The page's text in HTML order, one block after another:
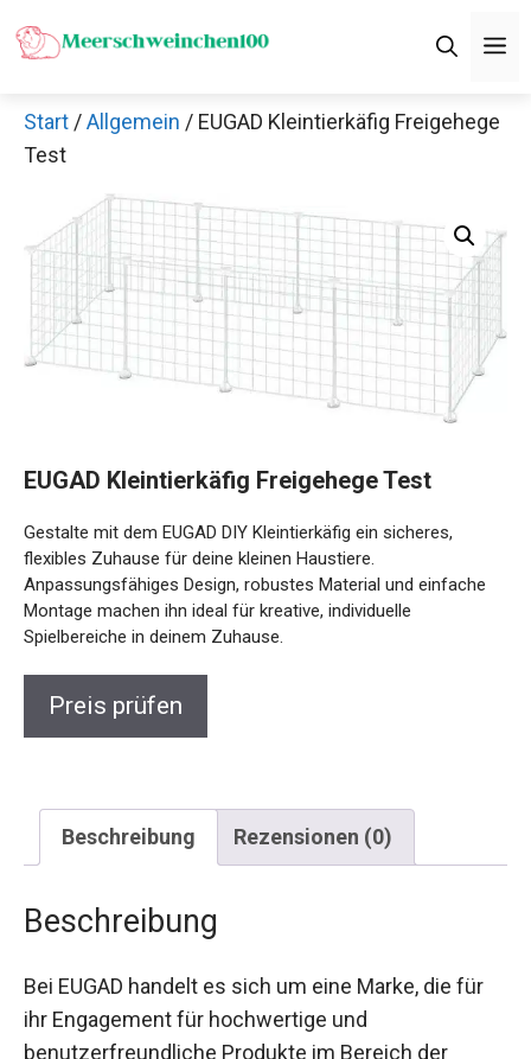
Inhalt
Start /Allgemein / EUGAD Kleintierkäfig Freigehege
Test
EUGAD Kleintierkäfig Freigehege Test
Gestalte mit dem EUGAD DIY Kleintierkäfig ein sicheres,
flexibles Zuhause für deine kleinen Haustiere.
Anpassungsfähiges Design, robustes Material und einfache
Montage machen ihn ideal für kreative, individuelle
Spielbereiche in deinem Zuhause.
Preis prüfen
Beschreibung Rezensionen (0)
Beschreibung
Bei EUGAD handelt es sich um eine Marke, die für
ihr Engagement für hochwertige und
benutzerfreundliche Produkte im Bereich der